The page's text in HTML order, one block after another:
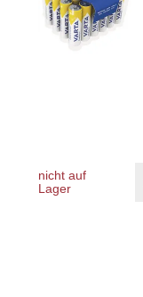
nicht auf
Lager